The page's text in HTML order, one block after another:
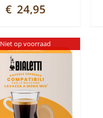
€ 24,95
Niet op voorraad